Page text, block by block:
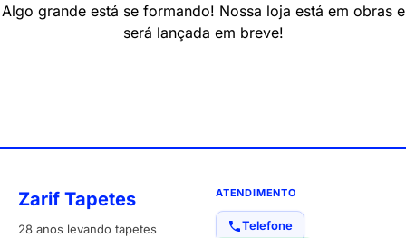
Algo grande está se formando! Nossa loja está em obras e
será lançada em breve!
Zarif Tapetes
28 anos levando tapetes
ATENDIMENTO
Telefone